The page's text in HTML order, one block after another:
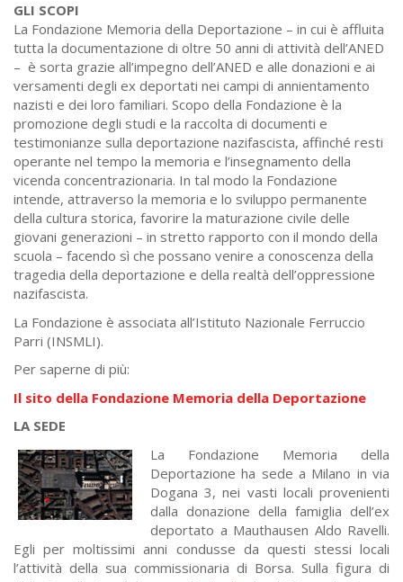
GLI SCOPI
La Fondazione Memoria della Deportazione – in cui è affluita
tutta la documentazione di oltre 50 anni di attività dell’ANED
– è sorta grazie all’impegno dell’ANED e alle donazioni e ai
versamenti degli ex deportati nei campi di annientamento
nazisti e dei loro familiari. Scopo della Fondazione è la
promozione degli studi e la raccolta di documenti e
testimonianze sulla deportazione nazifascista, affinché resti
operante nel tempo la memoria e l’insegnamento della
vicenda concentrazionaria. In tal modo la Fondazione
intende, attraverso la memoria e lo sviluppo permanente
della cultura storica, favorire la maturazione civile delle
giovani generazioni – in stretto rapporto con il mondo della
scuola – facendo sì che possano venire a conoscenza della
tragedia della deportazione e della realtà dell’oppressione
nazifascista.
La Fondazione è associata all’Istituto Nazionale Ferruccio
Parri (INSMLI).
Per saperne di più:
Il sito della Fondazione Memoria della Deportazione
LA SEDE
La Fondazione Memoria della
Deportazione ha sede a Milano in via
Dogana 3, nei vasti locali provenienti
dalla donazione della famiglia dell’ex
deportato a Mauthausen Aldo Ravelli.
Egli per moltissimi anni condusse da questi stessi locali
l’attività della sua commissionaria di Borsa. Sulla figura di